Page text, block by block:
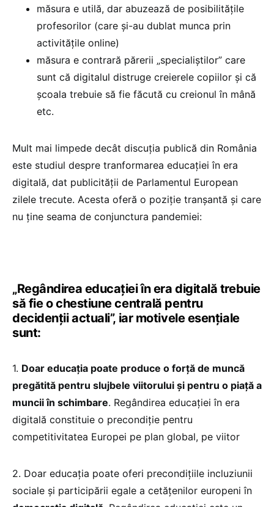
măsura e utilă, dar abuzează de posibilitățile
profesorilor (care și-au dublat munca prin
activitățile online)
măsura e contrară părerii „specialiștilor” care
sunt că digitalul distruge creierele copiilor și că
școala trebuie să fie făcută cu creionul în mână
etc.
Mult mai limpede decât discuția publică din România
este studiul despre tranformarea educației în era
digitală, dat publicității de Parlamentul European
zilele trecute. Acesta oferă o poziție tranșantă și care
nu ține seama de conjunctura pandemiei:
„Regândirea educației în era digitală trebuie
să fie o chestiune centrală pentru
decidenții actuali”, iar motivele esențiale
sunt:
1. Doar educația poate produce o forță de muncă
pregătită pentru slujbele viitorului și pentru o piață a
muncii în schimbare. Regândirea educației în era
digitală constituie o precondiție pentru
competitivitatea Europei pe plan global, pe viitor
2. Doar educația poate oferi precondițiile incluziunii
sociale și participării egale a cetățenilor europeni în